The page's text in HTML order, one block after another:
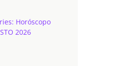
Horóscopo
2026